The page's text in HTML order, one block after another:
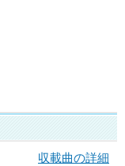
収載曲の詳細